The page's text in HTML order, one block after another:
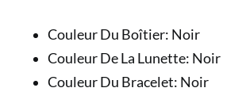
Couleur Du Boîtier: Noir
Couleur De La Lunette: Noir
Couleur Du Bracelet: Noir